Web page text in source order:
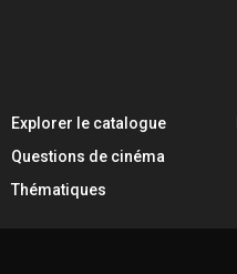
Explorer le catalogue
Questions de cinéma
Thématiques